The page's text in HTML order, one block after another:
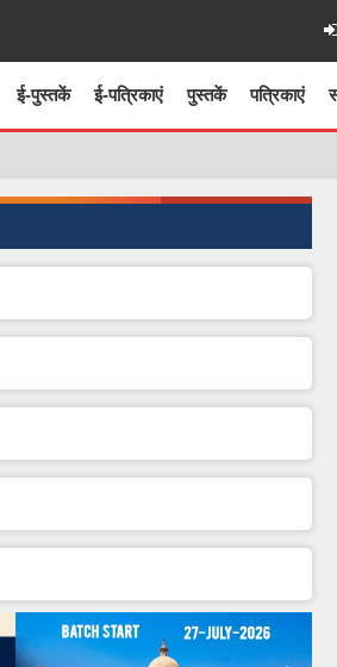
ई-पुस्तकें ई-पत्रिकाएं पुस्तकें पत्रिकाएं